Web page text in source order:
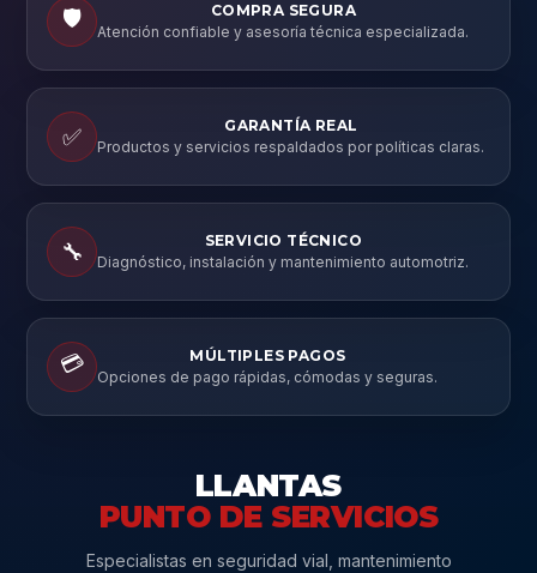
🛡️
COMPRA SEGURA
Atención confiable y asesoría técnica especializada.
✅
GARANTÍA REAL
Productos y servicios respaldados por políticas claras.
🔧
SERVICIO TÉCNICO
Diagnóstico, instalación y mantenimiento automotriz.
💳
MÚLTIPLES PAGOS
Opciones de pago rápidas, cómodas y seguras.
LLANTAS
PUNTO DE SERVICIOS
Especialistas en seguridad vial, mantenimiento